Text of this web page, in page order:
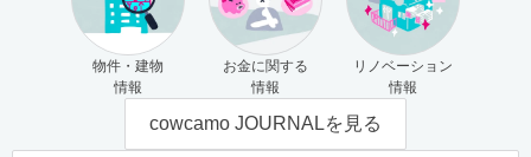
物件・建物
情報
お金に関する
情報
リノベーション
情報
cowcamo JOURNALを見る